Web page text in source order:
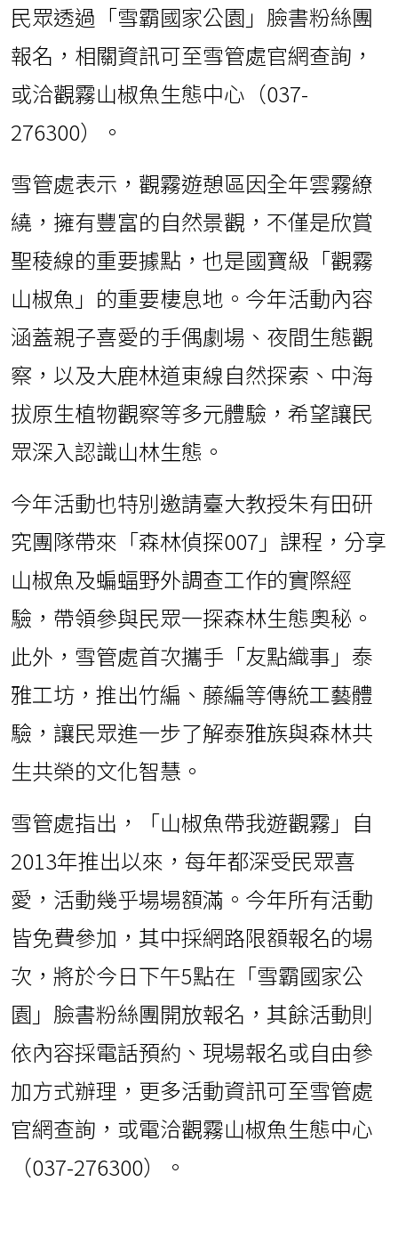
民眾透過「雪霸國家公園」臉書粉絲團
報名，相關資訊可至雪管處官網查詢，
或洽觀霧山椒魚生態中心（037-
276300）。
雪管處表示，觀霧遊憩區因全年雲霧繚
繞，擁有豐富的自然景觀，不僅是欣賞
聖稜線的重要據點，也是國寶級「觀霧
山椒魚」的重要棲息地。今年活動內容
涵蓋親子喜愛的手偶劇場、夜間生態觀
察，以及大鹿林道東線自然探索、中海
拔原生植物觀察等多元體驗，希望讓民
眾深入認識山林生態。
今年活動也特別邀請臺大教授朱有田研
究團隊帶來「森林偵探007」課程，分享
山椒魚及蝙蝠野外調查工作的實際經
驗，帶領參與民眾一探森林生態奧秘。
此外，雪管處首次攜手「友點織事」泰
雅工坊，推出竹編、藤編等傳統工藝體
驗，讓民眾進一步了解泰雅族與森林共
生共榮的文化智慧。
雪管處指出，「山椒魚帶我遊觀霧」自
2013年推出以來，每年都深受民眾喜
愛，活動幾乎場場額滿。今年所有活動
皆免費參加，其中採網路限額報名的場
次，將於今日下午5點在「雪霸國家公
園」臉書粉絲團開放報名，其餘活動則
依內容採電話預約、現場報名或自由參
加方式辦理，更多活動資訊可至雪管處
官網查詢，或電洽觀霧山椒魚生態中心
（037-276300）。